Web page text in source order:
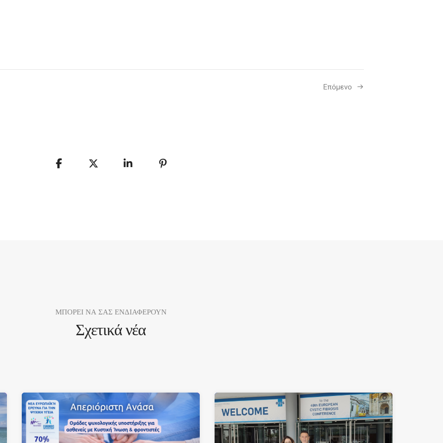
Επόμενο
ΜΠΟΡΕΙ ΝΑ ΣΑΣ ΕΝΔΙΑΦΕΡΟΥΝ
Σχετικά νέα